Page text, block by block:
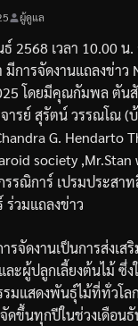
ผู้ดูแล
2568 เวลา 10.00 น
การจัดงานแถลงข่าว
โดยมีคุณกัมพล ตัน
ารย์ สุรัตน์ วรรณโณ (
G. Hendarto
society ,Mr.Stan
รณิการ์ เปรมประสา
ร่วมแถลงข่าว
รจัดงานเป็นการส่งเ
ะผู้ปลูกเลี้ยงต้นไม้ ซึ่ง
รมแสดงพันธุ์ไม้ที่ทั่วโล
ดขึ้นทุกปีในช่วงเดือน